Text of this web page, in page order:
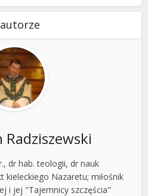
Radziszewski
dr hab. teologii, dr nauk
kieleckiego Nazaretu; miłośnik
i jej "Tajemnicy szczęścia"